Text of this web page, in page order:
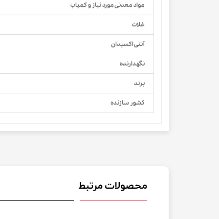
مواد معدنی مورد نیاز و کمیاب
غلات
آنتی اکسیدان
نگهدارنده
برند
کشور سازنده
محصولات مرتبط